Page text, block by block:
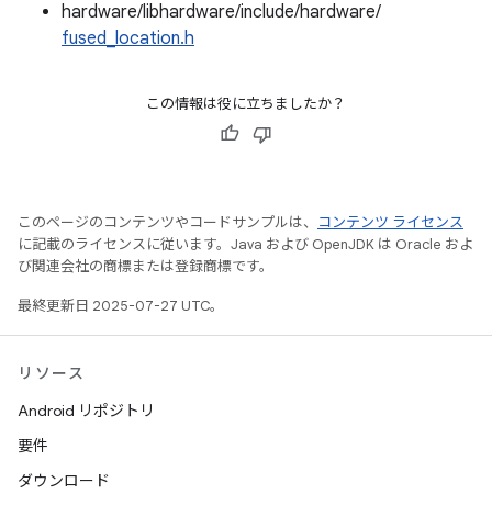
hardware/libhardware/include/hardware/
fused_location.h
この情報は役に立ちましたか？
このページのコンテンツやコードサンプルは、
コンテンツ ライセンス
に記載のライセンスに従います。Java および OpenJDK は Oracle およ
び関連会社の商標または登録商標です。
最終更新日 2025-07-27 UTC。
リソース
Android リポジトリ
要件
ダウンロード